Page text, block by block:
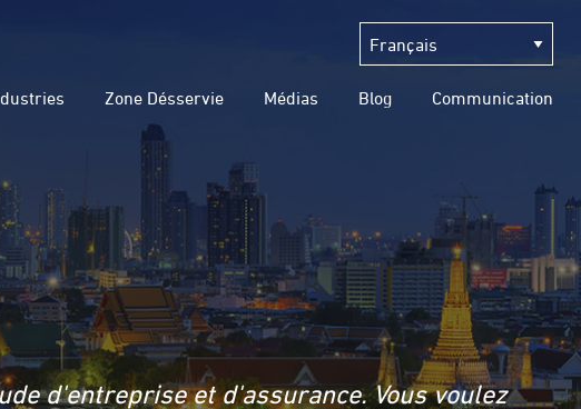
Zone Désservie Médias Blog Communication
d'entreprise et d'assurance. Vous voulez